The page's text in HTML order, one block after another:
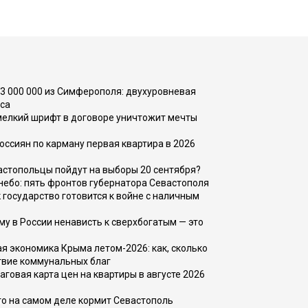
000 000 из Симферополя: двухуровневая
шрифт в договоре уничтожит мечты
по карману первая квартира в 2026
пойдут на выборы 20 сентября?
пять фронтов губернатора Севастополя
готовится к войне с наличным
в России ненависть к сверхбогатым — это
экономика Крыма летом-2026: как, сколько
коммунальных благ
карта цен на квартиры в августе 2026
на самом деле кормит Севастополь